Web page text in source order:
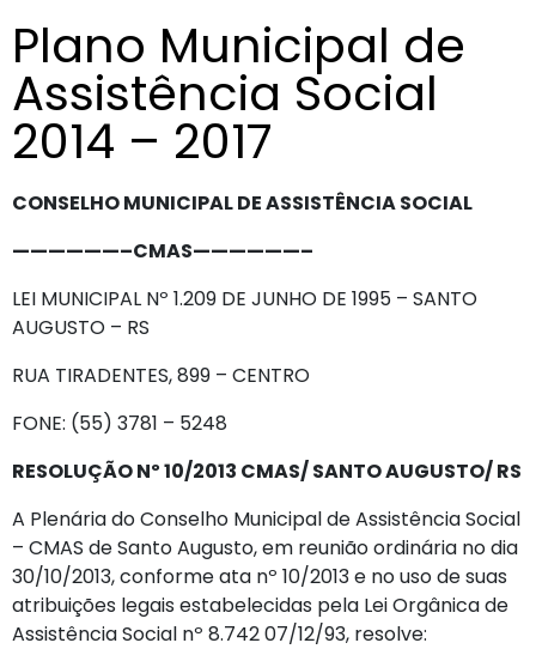
Plano Municipal de
Assistência Social
2014 – 2017
CONSELHO MUNICIPAL DE ASSISTÊNCIA SOCIAL
——————–CMAS——————–
LEI MUNICIPAL Nº 1.209 DE JUNHO DE 1995 – SANTO
AUGUSTO – RS
RUA TIRADENTES, 899 – CENTRO
FONE: (55) 3781 – 5248
RESOLUÇÃO Nº 10/2013 CMAS/ SANTO AUGUSTO/ RS
A Plenária do Conselho Municipal de Assistência Social
– CMAS de Santo Augusto, em reunião ordinária no dia
30/10/2013, conforme ata nº 10/2013 e no uso de suas
atribuições legais estabelecidas pela Lei Orgânica de
Assistência Social nº 8.742 07/12/93, resolve: